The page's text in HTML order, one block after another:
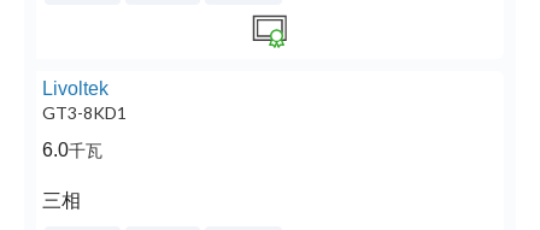
Livoltek
GT3-8KD1
6.0千瓦
三相